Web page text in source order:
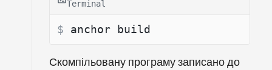
Terminal
$ anchor build
Скомпільовану програму записано до